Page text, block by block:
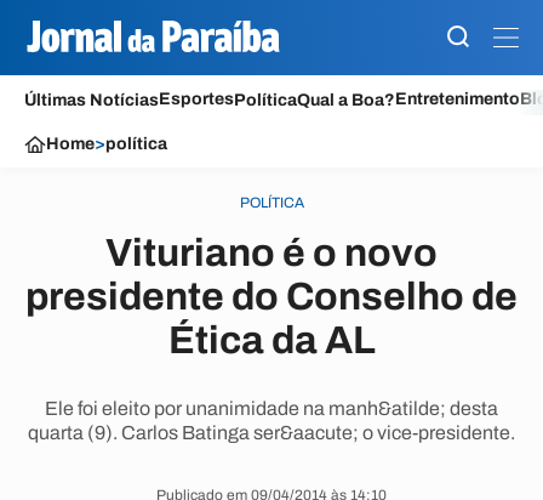
Últimas NotíciasEsportesPolíticaQual a Boa?Entretenimento
Home>política
POLÍTICA
Vituriano é o novo
presidente do Conselho de
Ética da AL
Ele foi eleito por unanimidade na manh&atilde; desta
quarta (9). Carlos Batinga ser&aacute; o vice-presidente.
Publicado em 09/04/2014 às 14:10